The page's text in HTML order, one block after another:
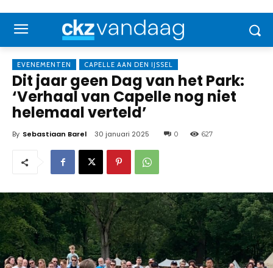
EVENEMENTEN CAPELLE AAN DEN IJSSEL
Dit jaar geen Dag van het Park:
‘Verhaal van Capelle nog niet
helemaal verteld’
By Sebastiaan Barel 30 januari 2025 0 627